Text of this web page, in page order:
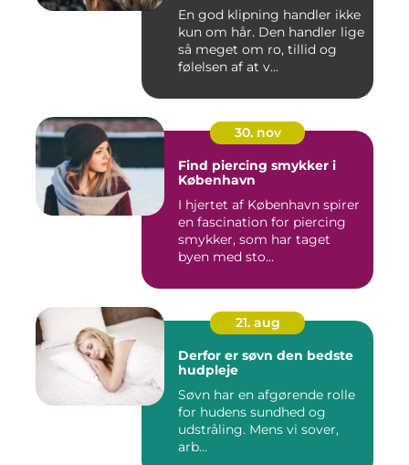
En god klipning handler ikke
kun om hår. Den handler lige
så meget om ro, tillid og
følelsen af at v...
30. nov
Find piercing smykker i
København
I hjertet af København spirer
en fascination for piercing
smykker, som har taget
byen med sto...
21. aug
Derfor er søvn den bedste
hudpleje
Søvn har en afgørende rolle
for hudens sundhed og
udstråling. Mens vi sover,
arb...